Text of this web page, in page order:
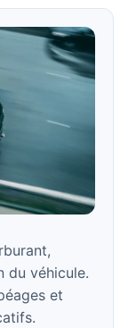
du véhicule.
et